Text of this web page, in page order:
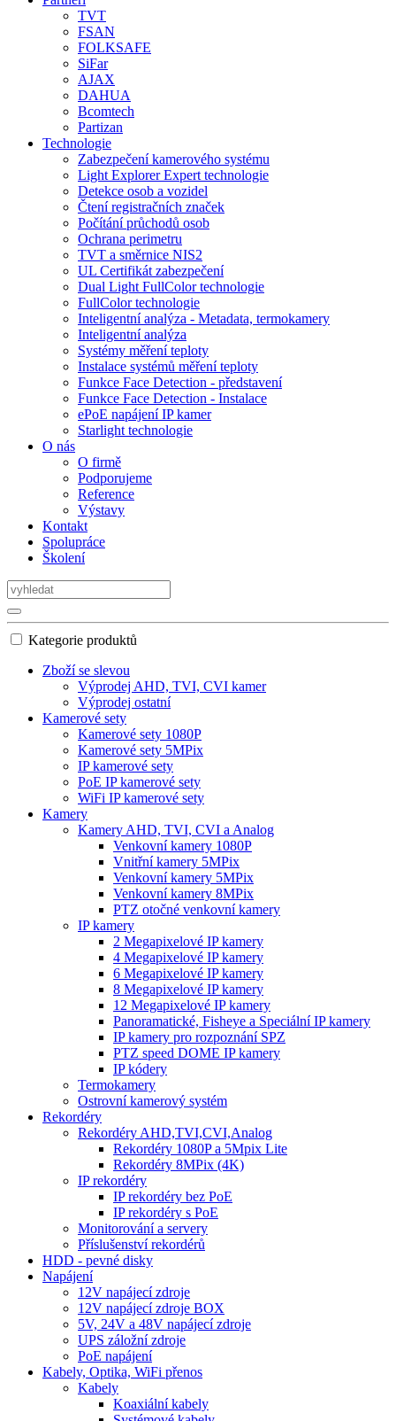
TVT
FSAN
FOLKSAFE
SiFar
AJAX
DAHUA
Bcomtech
Partizan
Technologie
Zabezpečení kamerového systému
Light Explorer Expert technologie
Detekce osob a vozidel
Čtení registračních značek
Počítání průchodů osob
Ochrana perimetru
TVT a směrnice NIS2
UL Certifikát zabezpečení
Dual Light FullColor technologie
FullColor technologie
Inteligentní analýza - Metadata, termokamery
Inteligentní analýza
Systémy měření teploty
Instalace systémů měření teploty
Funkce Face Detection - představení
Funkce Face Detection - Instalace
ePoE napájení IP kamer
Starlight technologie
O nás
O firmě
Podporujeme
Reference
Výstavy
Kontakt
Spolupráce
Školení
Kategorie produktů
Zboží se slevou
Výprodej AHD, TVI, CVI kamer
Výprodej ostatní
Kamerové sety
Kamerové sety 1080P
Kamerové sety 5MPix
IP kamerové sety
PoE IP kamerové sety
WiFi IP kamerové sety
Kamery
Kamery AHD, TVI, CVI a Analog
Venkovní kamery 1080P
Vnitřní kamery 5MPix
Venkovní kamery 5MPix
Venkovní kamery 8MPix
PTZ otočné venkovní kamery
IP kamery
2 Megapixelové IP kamery
4 Megapixelové IP kamery
6 Megapixelové IP kamery
8 Megapixelové IP kamery
12 Megapixelové IP kamery
Panoramatické, Fisheye a Speciální IP kamery
IP kamery pro rozpoznání SPZ
PTZ speed DOME IP kamery
IP kódery
Termokamery
Ostrovní kamerový systém
Rekordéry
Rekordéry AHD,TVI,CVI,Analog
Rekordéry 1080P a 5Mpix Lite
Rekordéry 8MPix (4K)
IP rekordéry
IP rekordéry bez PoE
IP rekordéry s PoE
Monitorování a servery
Příslušenství rekordérů
HDD - pevné disky
Napájení
12V napájecí zdroje
12V napájecí zdroje BOX
5V, 24V a 48V napájecí zdroje
UPS záložní zdroje
PoE napájení
Kabely, Optika, WiFi přenos
Kabely
Koaxiální kabely